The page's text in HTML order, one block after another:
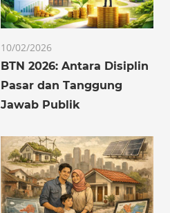
10/02/2026
BTN 2026: Antara Disiplin
Pasar dan Tanggung
Jawab Publik